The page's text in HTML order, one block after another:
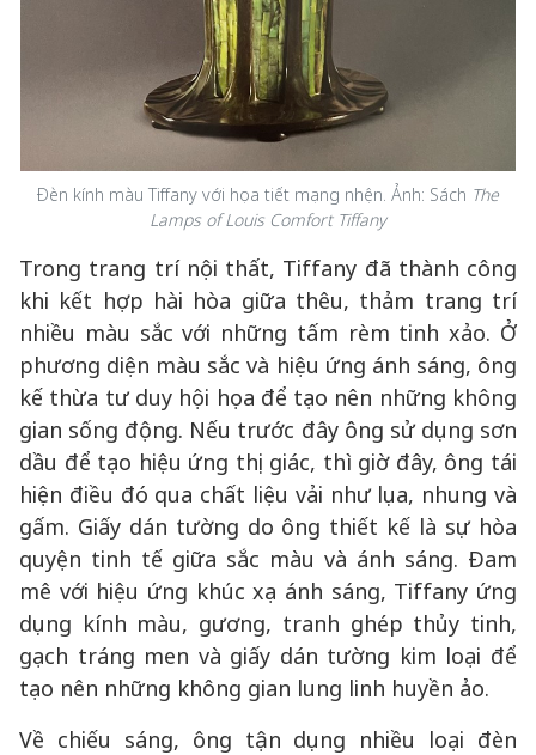
Đèn kính màu Tiffany với họa tiết mạng nhện. Ảnh: Sách The
Lamps of Louis Comfort Tiffany
Trong trang trí nội thất, Tiffany đã thành công
khi kết hợp hài hòa giữa thêu, thảm trang trí
nhiều màu sắc với những tấm rèm tinh xảo. Ở
phương diện màu sắc và hiệu ứng ánh sáng, ông
kế thừa tư duy hội họa để tạo nên những không
gian sống động. Nếu trước đây ông sử dụng sơn
dầu để tạo hiệu ứng thị giác, thì giờ đây, ông tái
hiện điều đó qua chất liệu vải như lụa, nhung và
gấm. Giấy dán tường do ông thiết kế là sự hòa
quyện tinh tế giữa sắc màu và ánh sáng. Đam
mê với hiệu ứng khúc xạ ánh sáng, Tiffany ứng
dụng kính màu, gương, tranh ghép thủy tinh,
gạch tráng men và giấy dán tường kim loại để
tạo nên những không gian lung linh huyền ảo.
Về chiếu sáng, ông tận dụng nhiều loại đèn